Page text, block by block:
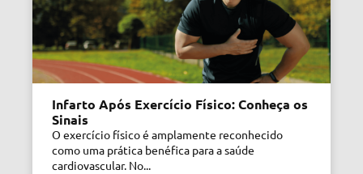
Infarto Após Exercício Físico: Conheça os
Sinais
O exercício físico é amplamente reconhecido
como uma prática benéfica para a saúde
cardiovascular. No...